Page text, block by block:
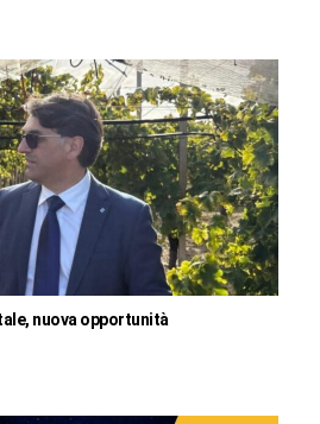
nuova opportunità